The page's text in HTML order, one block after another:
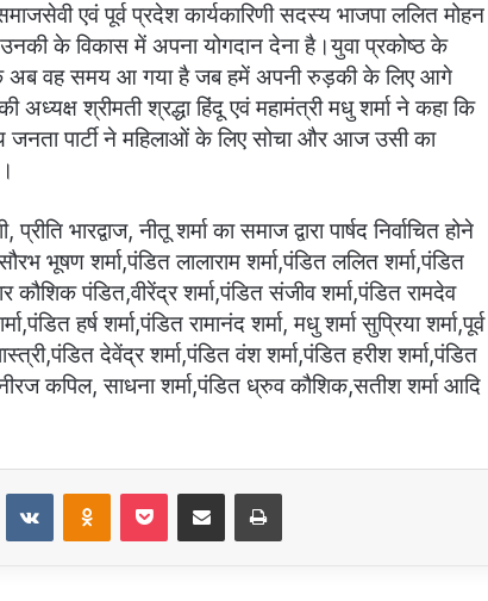
एवं पूर्व प्रदेश कार्यकारिणी सदस्य भाजपा ललित मोहन
के विकास में अपना योगदान देना है।युवा प्रकोष्ठ के
कि अब वह समय आ गया है जब हमें अपनी रुड़की के लिए आगे
अध्यक्ष श्रीमती श्रद्धा हिंदू एवं महामंत्री मधु शर्मा ने कहा कि
जनता पार्टी ने महिलाओं के लिए सोचा और आज उसी का
भारद्वाज, नीतू शर्मा का समाज द्वारा पार्षद निर्वाचित होने
भूषण शर्मा,पंडित लालाराम शर्मा,पंडित ललित शर्मा,पंडित
पंडित,वीरेंद्र शर्मा,पंडित संजीव शर्मा,पंडित रामदेव
हर्ष शर्मा,पंडित रामानंद शर्मा, मधु शर्मा सुप्रिया शर्मा,पूर्व
देवेंद्र शर्मा,पंडित वंश शर्मा,पंडित हरीश शर्मा,पंडित
कपिल, साधना शर्मा,पंडित ध्रुव कौशिक,सतीश शर्मा आदि
VKontakteOdnoklassniki
Pocket Share via Email Print